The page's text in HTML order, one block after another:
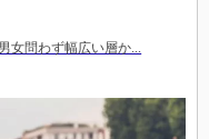
女問わず幅広い層か...